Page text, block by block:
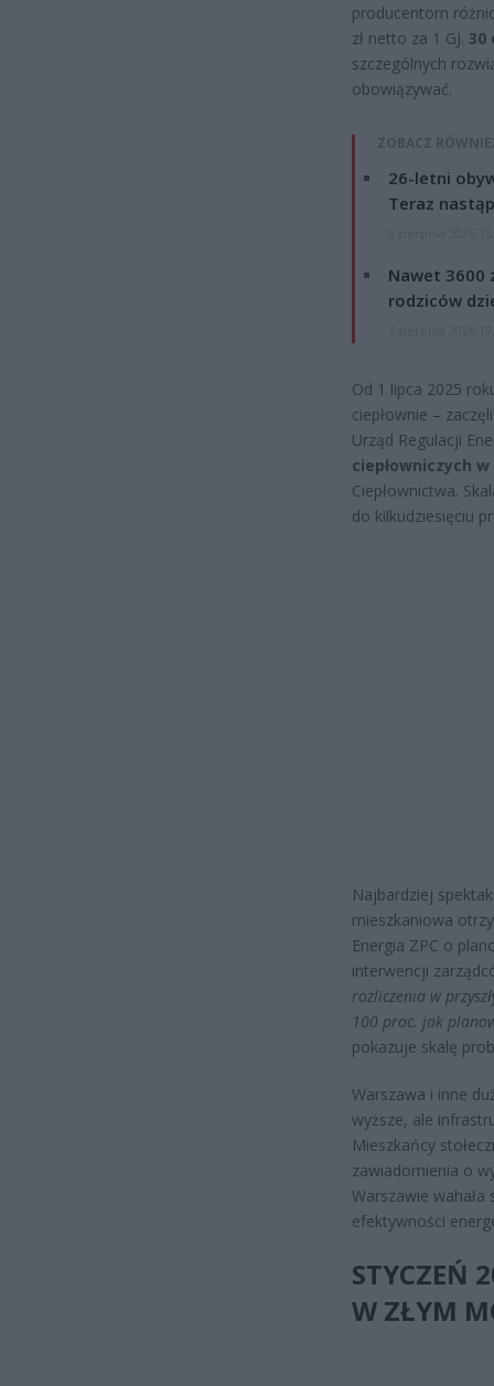
producentom
zł netto za 1 GJ. 30
szczególnych
obowiązywać.
ZOBACZ
26-letni
Teraz
Nawet 3600
rodziców
Od 1 lipca 2025
ciepłownie –
Urząd Regulacji
ciepłowniczych
Ciepłownictwa.
do kilkudziesięciu
Najbardziej
mieszkaniowa
Energia ZPC o
interwencji
rozliczenia w
100 proc. jak
pokazuje skalę
Warszawa i inne
wyższe, ale
Mieszkańcy
zawiadomienia o
Warszawie
efektywności
STYCZEŃ
W ZŁYM